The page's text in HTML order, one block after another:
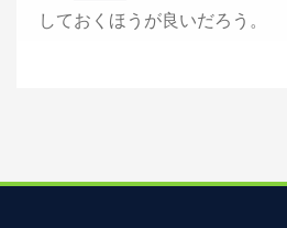
しておくほうが良いだろう。